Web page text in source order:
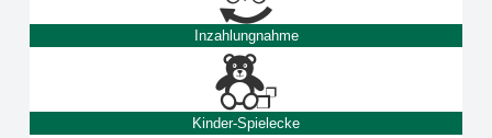
Inzahlungnahme
Kinder-Spielecke